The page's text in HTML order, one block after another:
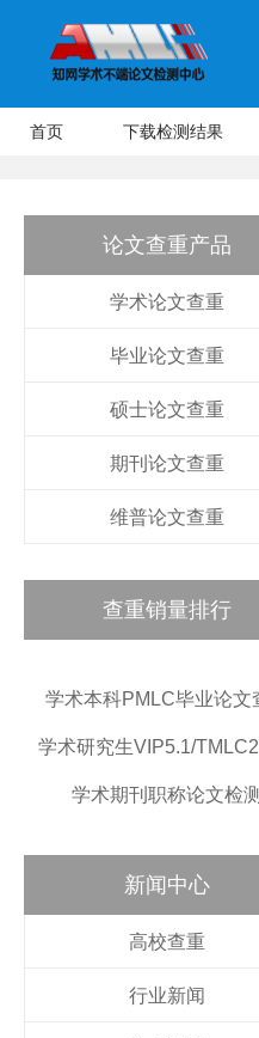
首页 下载检测结果
论文查重产品
学术论文查重
毕业论文查重
硕士论文查重
期刊论文查重
维普论文查重
查重销量排行
学术本科PMLC毕业论文
学术研究生VIP5.1/
学术期刊职称论文检测
新闻中心
高校查重
行业新闻